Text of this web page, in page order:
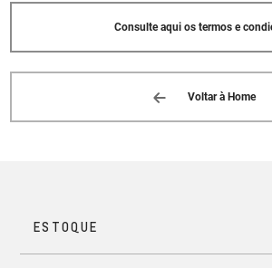
BAIRRO: CENTRO GUACUI, ES
(28) 3553-6222
(27) 3232-6000
Consulte aqui os termos e
Voltar à Home